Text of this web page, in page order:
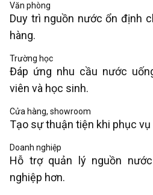
Văn phòng
Duy trì nguồn nước ổn định
hàng.
Trường học
Đáp ứng nhu cầu nước
viên và học sinh.
Cửa hàng, showroom
Tạo sự thuận tiện khi phục
Doanh nghiệp
Hỗ trợ quản lý nguồn
nghiệp hơn.